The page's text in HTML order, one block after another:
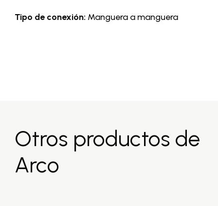
Tipo de conexión: Manguera a manguera
Otros productos de
Arco